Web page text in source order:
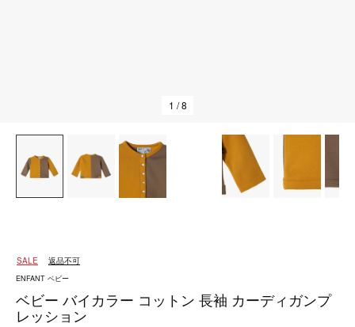
1 / 8
SALE 返品不可
ENFANT ベビー
ベビー バイカラー コットン 長袖 カーディガンプ
レッション